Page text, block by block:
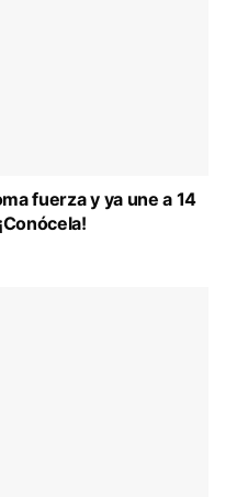
fuerza y ya une a 14